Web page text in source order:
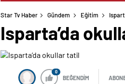
Star Tv Haber Gündem Eğitim
Isparta’da
0
BEĞENDİM